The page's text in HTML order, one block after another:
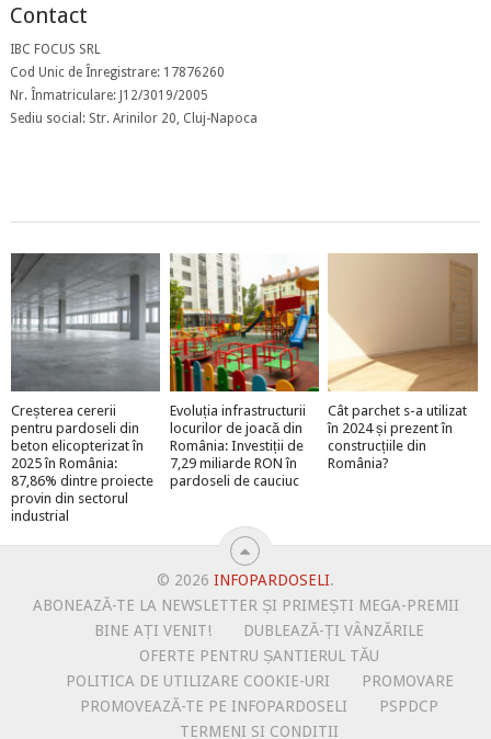
Contact
IBC FOCUS SRL
Cod Unic de Înregistrare: 17876260
Nr. Înmatriculare: J12/3019/2005
Sediu social: Str. Arinilor 20, Cluj-Napoca
Creșterea cererii
pentru pardoseli din
beton elicopterizat în
2025 în România:
87,86% dintre proiecte
provin din sectorul
industrial
Evoluția infrastructurii
locurilor de joacă din
România: Investiții de
7,29 miliarde RON în
pardoseli de cauciuc
Cât parchet s-a utilizat
în 2024 și prezent în
construcțiile din
România?
© 2026 INFOPARDOSELI.
ABONEAZĂ-TE LA NEWSLETTER ȘI PRIMEȘTI MEGA-PREMII
BINE AȚI VENIT!
DUBLEAZĂ-ȚI VÂNZĂRILE
OFERTE PENTRU ȘANTIERUL TĂU
POLITICA DE UTILIZARE COOKIE-URI
PROMOVARE
PROMOVEAZĂ-TE PE INFOPARDOSELI
PSPDCP
TERMENI SI CONDITII